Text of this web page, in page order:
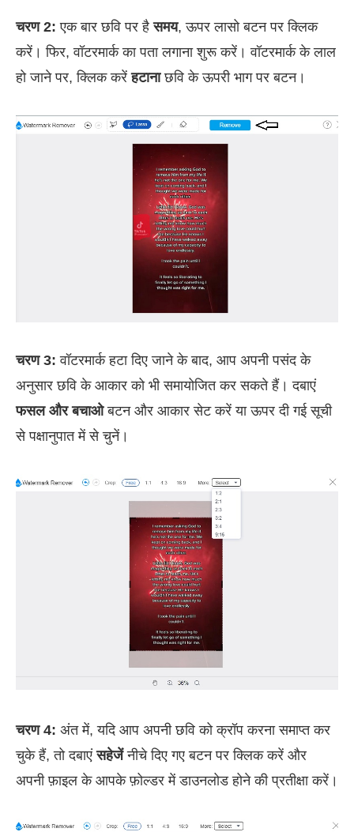
चरण 2: एक बार छवि पर हैसमय, ऊपर लासो बटन पर क्लिक
करें। फिर, वॉटरमार्क का पता लगाना शुरू करें। वॉटरमार्क के लाल
हो जाने पर, क्लिक करेंहटानाछवि के ऊपरी भाग पर बटन।
चरण 3: वॉटरमार्क हटा दिए जाने के बाद, आप अपनी पसंद के
अनुसार छवि के आकार को भी समायोजित कर सकते हैं। दबाएं
फसल और बचाओबटन और आकार सेट करें या ऊपर दी गई सूची
से पक्षानुपात में से चुनें।
चरण 4: अंत में, यदि आप अपनी छवि को क्रॉप करना समाप्त कर
चुके हैं, तो दबाएंसहेजेंनीचे दिए गए बटन पर क्लिक करें और
अपनी फ़ाइल के आपके फ़ोल्डर में डाउनलोड होने की प्रतीक्षा करें।